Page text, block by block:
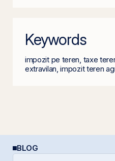
Keywords
impozit pe teren, taxe
extravilan, impozit teren
BLOG